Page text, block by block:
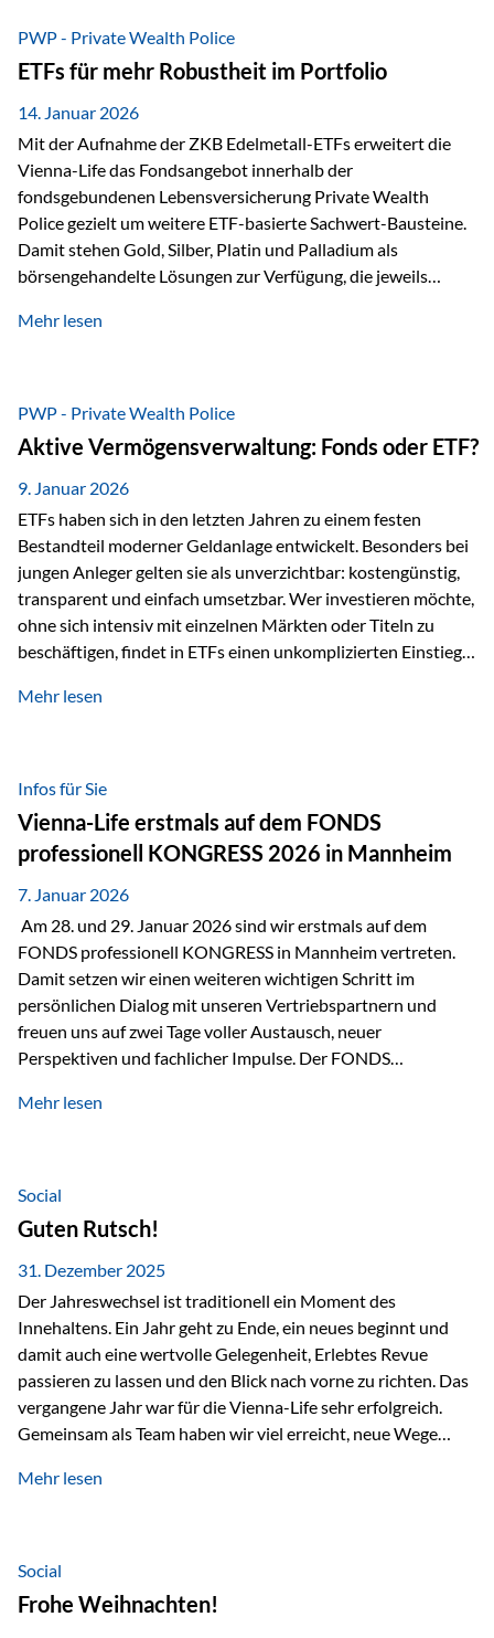
Risikostreuung, Inflationsrobustheit und Stabilisierung. 1)
Die Philosophiefrage: breit oder bewusst? Global investieren
bedeutet: Das Portfolio bildet die Weltmärkte möglichst
breit ab, ohne die…
PWP - Private Wealth Police
ETFs für mehr Robustheit im Portfolio
14. Januar 2026
Mit der Aufnahme der ZKB Edelmetall-ETFs erweitert die
Vienna-Life das Fondsangebot innerhalb der
fondsgebundenen Lebensversicherung Private Wealth
Police gezielt um weitere ETF-basierte Sachwert-Bausteine.
Damit stehen Gold, Silber, Platin und Palladium als
börsengehandelte Lösungen zur Verfügung, die jeweils
dabei nicht auf einzelnen Marktmeinungen, sondern auf
Inflationsrobustheit und Stabilisierung – eingebettet in eine
liechtensteinische Versicherungsstruktur. Die
Sicherheitsarchitektur: Liechtenstein als Strukturprinzip Die
Private Wealth Police positioniert sich mit einer dreistufigen
Sicherheitsarchitektur, die auf mehreren Ebenen ansetzt:
Stufe 1: Versicherer-Ebene • Versicherung mit…
Mehr lesen
PWP - Private Wealth Police
Aktive Vermögensverwaltung: Fonds oder ETF?
9. Januar 2026
ETFs haben sich in den letzten Jahren zu einem festen
Bestandteil moderner Geldanlage entwickelt. Besonders bei
jungen Anleger gelten sie als unverzichtbar: kostengünstig,
transparent und einfach umsetzbar. Wer investieren möchte,
ohne sich intensiv mit einzelnen Märkten oder Titeln zu
beschäftigen, findet in ETFs einen unkomplizierten Einstieg
werden häufig kritisch betrachtet. Sie gelten als teurer,
Beide Ansätze haben ihre Berechtigung und ihre Stärken
entfalten sie oft gerade in Kombination. ETFs: Effizient, breit
gestreut und klar strukturiert…
Mehr lesen
Infos für Sie
Vienna-Life erstmals auf dem FONDS
professionell KONGRESS 2026 in Mannheim
7. Januar 2026
Am 28. und 29. Januar 2026 sind wir erstmals auf dem
FONDS professionell KONGRESS in Mannheim vertreten.
Damit setzen wir einen weiteren wichtigen Schritt im
persönlichen Dialog mit unseren Vertriebspartnern und
freuen uns auf zwei Tage voller Austausch, neuer
Perspektiven und fachlicher Impulse. Der FONDS
Branchentreffen für Finanz- und Versicherungsprofis im
Vermögensstrukturierung und Nachfolgeplanung
gemeinsam zu diskutieren. Persönlich für Sie vor Ort An
beiden Kongresstagen stehen Ihnen Maximilian
Fichtenbauer, Dirk…
Mehr lesen
Social
Guten Rutsch!
31. Dezember 2025
Der Jahreswechsel ist traditionell ein Moment des
Innehaltens. Ein Jahr geht zu Ende, ein neues beginnt und
damit auch eine wertvolle Gelegenheit, Erlebtes Revue
passieren zu lassen und den Blick nach vorne zu richten. Das
vergangene Jahr war für die Vienna-Life sehr erfolgreich.
Gemeinsam als Team haben wir viel erreicht, neue Wege
Veranstaltungen wie der Schnifisschnauf, aber auch unsere
starkes Miteinander ist. Neben diesen gemeinsamen
Erlebnissen konnten wir…
Mehr lesen
Social
Frohe Weihnachten!